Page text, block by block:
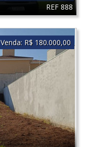
REF 888
Venda: R$ 180.000,00